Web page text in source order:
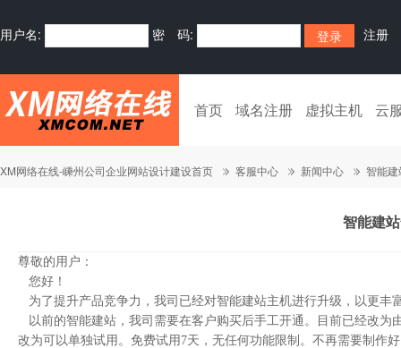
用户名: 密 码: 注册
首页 域名注册 虚拟主机 云
XM网络在线-嵊州公司企业网站设计建设首页 客服中心 新闻中心 智能
智能建
尊敬的用户：
您好！
为了提升产品竞争力，我司已经对智能建站主机进行升级，以更丰
以前的智能建站，我司需要在客户购买后手工开通。目前已经改为
改为可以单独试用。免费试用7天，无任何功能限制。不再需要制作